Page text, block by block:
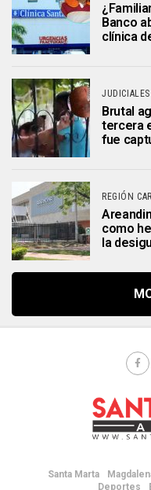
Banco
clínica
JUDICIALES
Brutal
tercera
fue
REGIÓN
como
la
Santa Marta
Deportes